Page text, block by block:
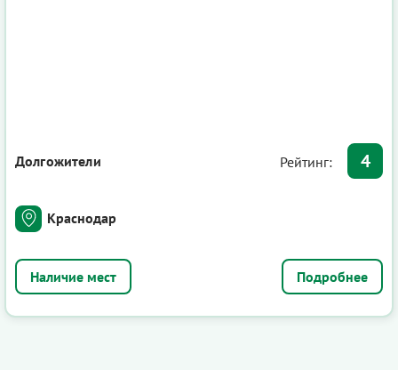
Долгожители Рейтинг: 4
Краснодар
Подробнее